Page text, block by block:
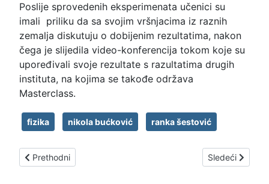
Poslije sprovedenih eksperimenata učenici su
imali priliku da sa svojim vršnjacima iz raznih
zemalja diskutuju o dobijenim rezultatima, nakon
čega je slijedila video-konferencija tokom koje su
upoređivali svoje rezultate s razultatima drugih
instituta, na kojima se takođe održava
Masterclass.
fizika nikola bućković ranka šestović
Prethodni članak: KORELACIJA PREDMETA UMJETNOST I
Prethodni Sledeći članak:
Sledeći